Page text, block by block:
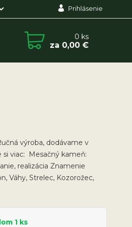
Prihlásenie
0 ks
za 0,00 €
výroba, dodávame v
viac: Mesačný kameň:
realizácia Znamenie
Váhy, Strelec, Kozorožec,
1 ks